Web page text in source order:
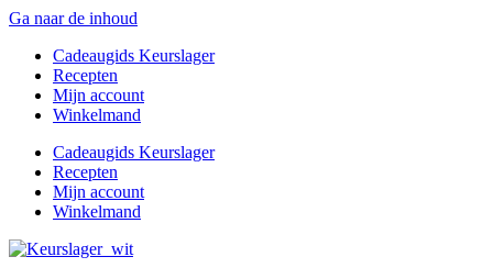
Ga naar de inhoud
Cadeaugids Keurslager
Recepten
Mijn account
Winkelmand
Cadeaugids Keurslager
Recepten
Mijn account
Winkelmand